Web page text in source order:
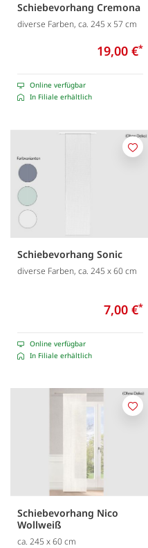
Schiebevorhang Cremona
diverse Farben, ca. 245 x 57 cm
19,00 €*
Online verfügbar
In Filiale erhältlich
Schiebevorhang Sonic
diverse Farben, ca. 245 x 60 cm
7,00 €*
Online verfügbar
In Filiale erhältlich
Schiebevorhang Nico
Wollweiß
ca. 245 x 60 cm